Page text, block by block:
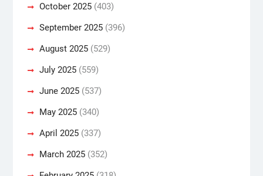
October 2025(403)
September 2025(396)
August 2025(529)
July 2025(559)
June 2025(537)
May 2025(340)
April 2025(337)
March 2025(352)